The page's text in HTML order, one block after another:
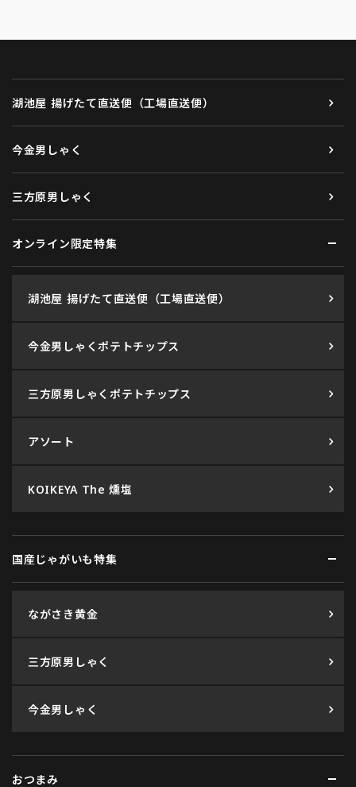
湖池屋 揚げたて直送便（工場直送便）
今金男しゃく
三方原男しゃく
オンライン限定特集
湖池屋 揚げたて直送便（工場直送便）
今金男しゃくポテトチップス
三方原男しゃくポテトチップス
アソート
KOIKEYA The 燻塩
国産じゃがいも特集
ながさき黄金
三方原男しゃく
今金男しゃく
おつまみ